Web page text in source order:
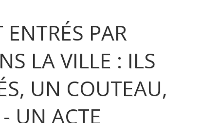
PAR
LA VILLE : ILS
UN COUTEAU,
UN ACTE